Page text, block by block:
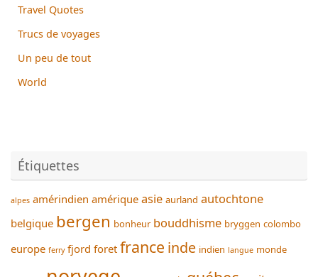
Travel Quotes
Trucs de voyages
Un peu de tout
World
Étiquettes
alpes amérindien amérique asie aurland autochtone
belgique bergen bonheur bouddhisme bryggen colombo
europe ferry fjord foret france inde indien langue monde